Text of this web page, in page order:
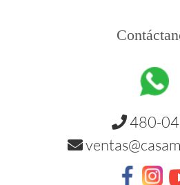
480-